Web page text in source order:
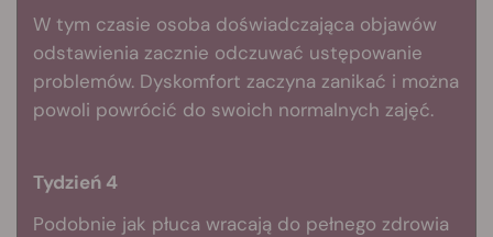
W tym czasie osoba doświadczająca objawów
odstawienia zacznie odczuwać ustępowanie
problemów. Dyskomfort zaczyna zanikać i można
powoli powrócić do swoich normalnych zajęć.
Tydzień 4
Podobnie jak płuca wracają do pełnego zdrowia